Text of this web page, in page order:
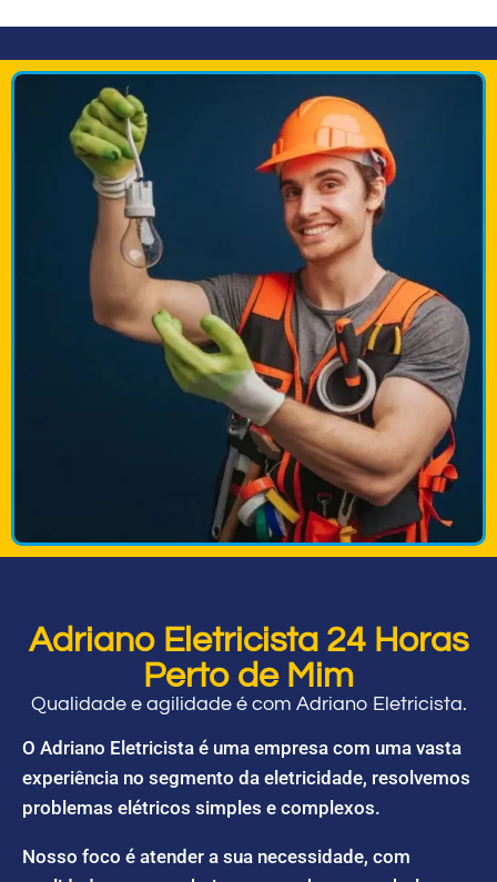
Adriano Eletricista 24 Horas
Perto de Mim
Qualidade e agilidade é com Adriano Eletricista.
O Adriano Eletricista é uma empresa com uma vasta
experiência no segmento da eletricidade, resolvemos
problemas elétricos simples e complexos.
Nosso foco é atender a sua necessidade, com